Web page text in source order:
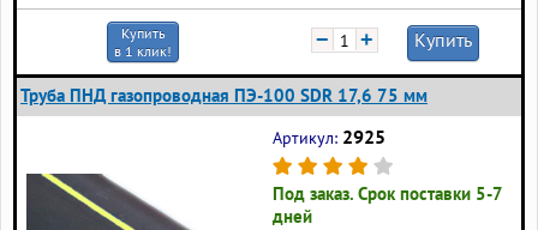
Купить
в 1 клик!
− + Купить
Труба ПНД газопроводная ПЭ-100 SDR 17,6 75 мм
Артикул: 2925
Под заказ. Срок поставки 5-7
дней